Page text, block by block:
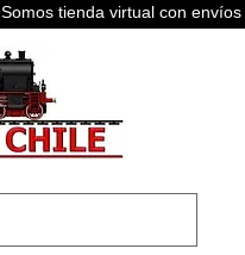
Somos tienda virtual con